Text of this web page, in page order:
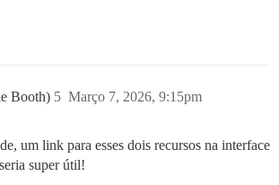
Booth) Março 7, 2026, 9:15pm
5
um link para esses dois recursos na interface
super útil!